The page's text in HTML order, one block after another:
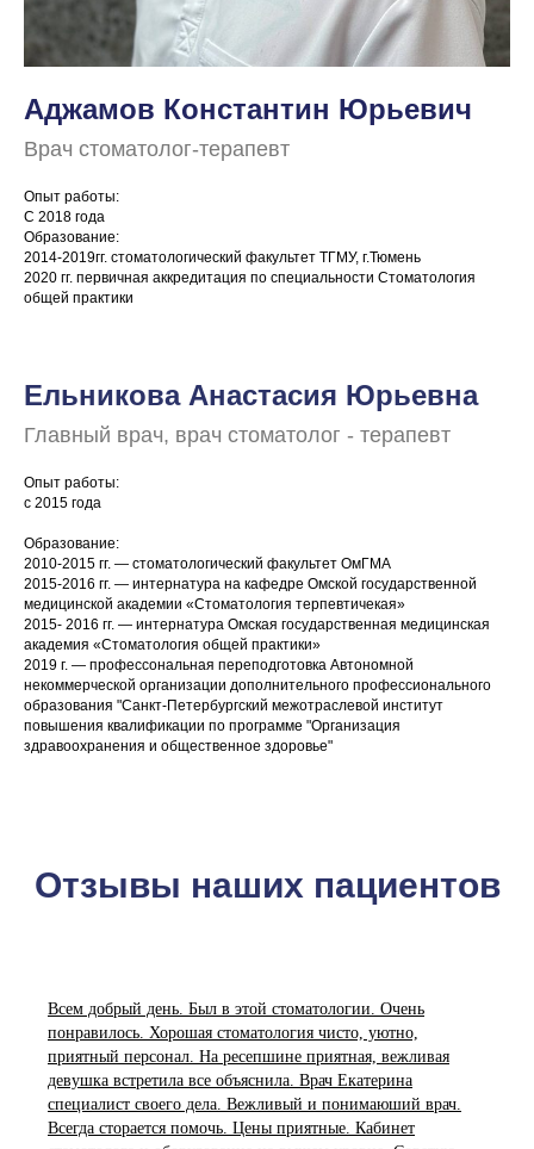
Аджамов Константин Юрьевич
Врач стоматолог-терапевт
Опыт работы:
С 2018 года
Образование:
2014-2019гг. стоматологический факультет ТГМУ, г.Тюмень
2020 гг. первичная аккредитация по специальности Стоматология
общей практики
Ельникова Анастасия Юрьевна
Главный врач, врач стоматолог - терапевт
Опыт работы:
с 2015 года
Образование:
2010-2015 гг. — стоматологический факультет ОмГМА
2015-2016 гг. — интернатура на кафедре Омской государственной
медицинской академии «Стоматология терпевтичекая»
2015- 2016 гг. — интернатура Омская государственная медицинская
академия «Стоматология общей практики»
2019 г. — профессональная переподготовка Автономной
некоммерческой организации дополнительного профессионального
образования "Санкт-Петербургский межотраслевой институт
повышения квалификации по программе "Организация
здравоохранения и общественное здоровье"
Отзывы наших пациентов
Всем добрый день. Был в этой стоматологии. Очень
понравилось. Хорошая стоматология чисто, уютно,
приятный персонал. На ресепшине приятная, вежливая
девушка встретила все объяснила. Врач Екатерина
специалист своего дела. Вежливый и понимаюший врач.
Всегда сторается помочь. Цены приятные. Кабинет